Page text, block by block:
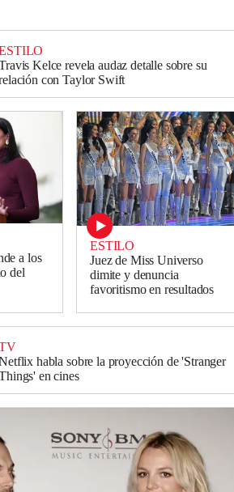
Kelce revela audaz detalle sobre su
con Taylor Swift
a los
del
ESTILO
Juez de Miss Universo
dimite y denuncia
favoritismo en resultados
habla sobre la proyección de 'Stranger
en cines